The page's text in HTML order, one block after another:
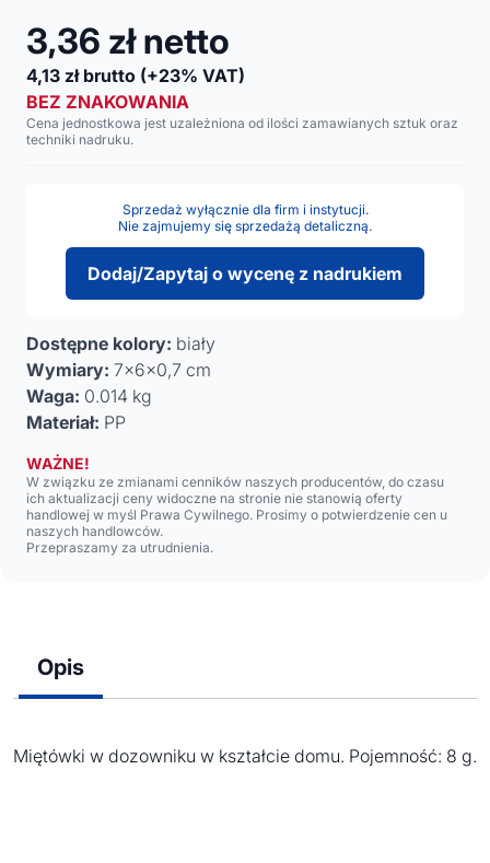
3,36 zł netto
4,13 zł brutto (+23% VAT)
BEZ ZNAKOWANIA
Cena jednostkowa jest uzależniona od ilości zamawianych sztuk oraz
techniki nadruku.
Sprzedaż wyłącznie dla firm i instytucji.
Nie zajmujemy się sprzedażą detaliczną.
Dodaj/Zapytaj o wycenę z nadrukiem
Dostępne kolory: biały
Wymiary: 7x6x0,7 cm
Waga: 0.014 kg
Materiał: PP
WAŻNE!
W związku ze zmianami cenników naszych producentów, do czasu
ich aktualizacji ceny widoczne na stronie nie stanowią oferty
handlowej w myśl Prawa Cywilnego. Prosimy o potwierdzenie cen u
naszych handlowców.
Przepraszamy za utrudnienia.
Opis
Miętówki w dozowniku w kształcie domu. Pojemność: 8 g.